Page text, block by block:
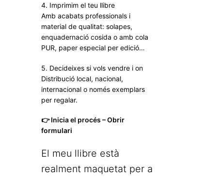
4. Imprimim el teu llibre
Amb acabats professionals i
material de qualitat: solapes,
enquadernació cosida o amb cola
PUR, paper especial per edició…
5. Decideixes si vols vendre i on
Distribució local, nacional,
internacional o només exemplars
per regalar.
👉 Inicia el procés – Obrir
formulari
El meu llibre està
realment maquetat per a